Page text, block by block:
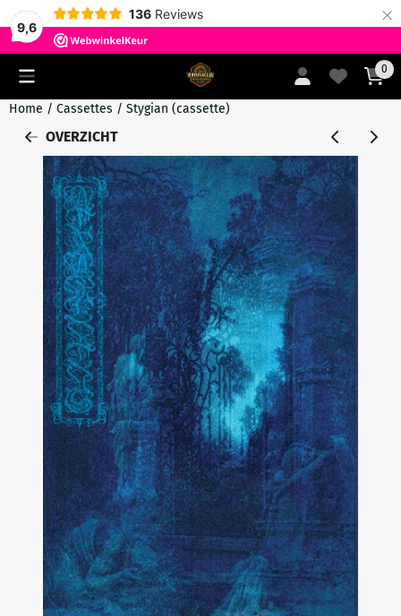
9,6
136 Reviews ×
Cookievoorkeuren zijn momenteel gesloten. 0
Home / Cassettes / Stygian (cassette)
OVERZICHT